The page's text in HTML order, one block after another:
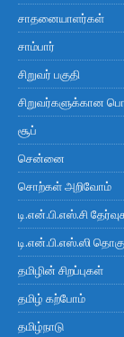
சாதனையாளர்கள்
சாம்பார்
சிறுவர் பகுதி
சிறுவர்களுக்கான
சூப்
சென்னை
சொற்கள் அறிவோம்
டி.என்.பி.எஸ்.சி
டி.என்.பி.எஸ்.ஸி
தமிழின் சிறப்புகள்
தமிழ் கற்போம்
தமிழ்நாடு